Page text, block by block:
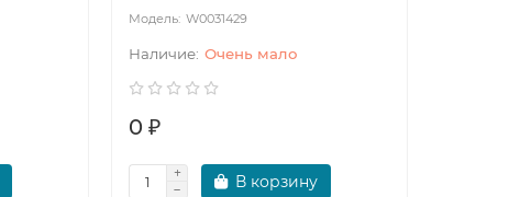
W0031429
Очень мало
0 ₽
В корзину